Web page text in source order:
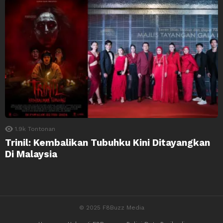
1.9k Tontonan
Trinil: Kembalikan Tubuhku Kini Ditayangkan
Di Malaysia
© 2025 F8Buzz Media